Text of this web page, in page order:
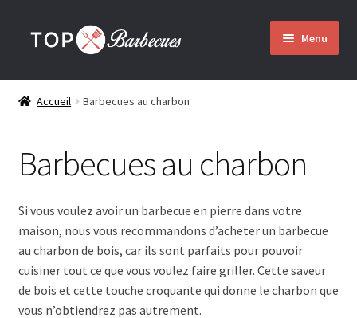
Aller
Aller
Menu
Accueil
Ouvrir
menu
enfant
Montage
Envoi
Contact
Accueil Barbecues au charbon
Barbecues au charbon
Si vous voulez avoir un barbecue en pierre dans votre
maison, nous vous recommandons d’acheter un barbecue
au charbon de bois, car ils sont parfaits pour pouvoir
cuisiner tout ce que vous voulez faire griller. Cette saveur
de bois et cette touche croquante qui donne le charbon que
vous n’obtiendrez pas autrement.